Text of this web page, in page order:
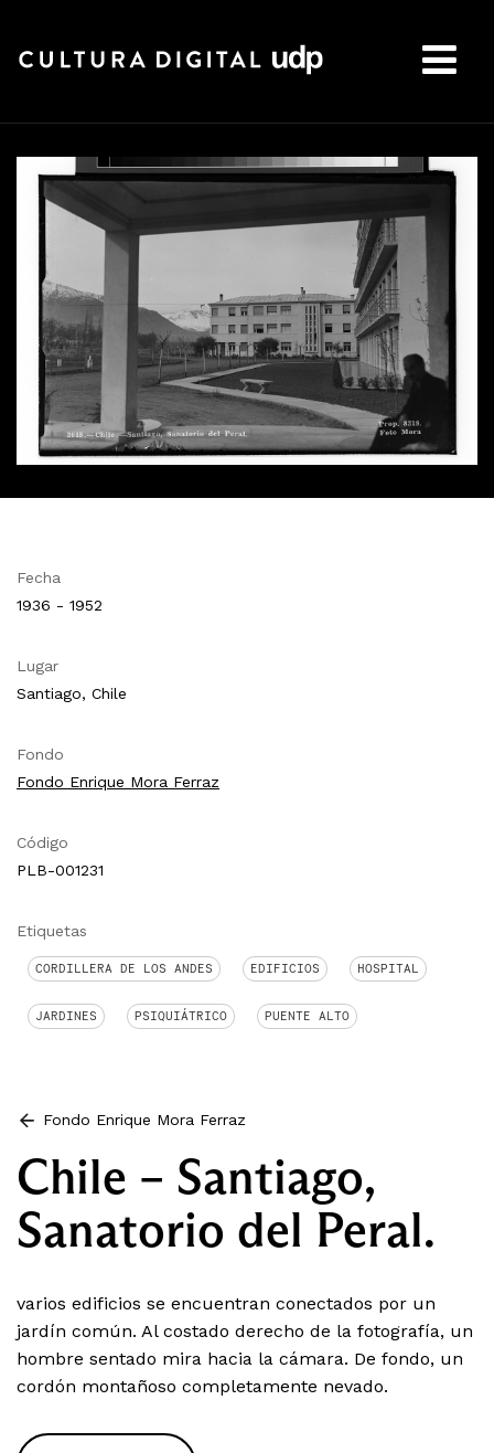
Fecha
1936 - 1952
Lugar
Santiago, Chile
Fondo
Fondo Enrique Mora Ferraz
Código
PLB-001231
Etiquetas
CORDILLERA DE LOS ANDES EDIFICIOS HOSPITAL
JARDINES PSIQUIÁTRICO PUENTE ALTO
Fondo Enrique Mora Ferraz
Chile – Santiago,
Sanatorio del Peral.
varios edificios se encuentran conectados por un
jardín común. Al costado derecho de la fotografía, un
hombre sentado mira hacia la cámara. De fondo, un
cordón montañoso completamente nevado.